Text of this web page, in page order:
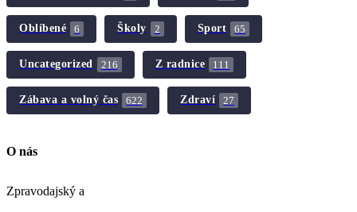
Oblíbené 6 Školy 2 Sport 65
Uncategorized 216 Z radnice 111
Zábava a volný čas 622 Zdraví 27
O nás
Zpravodajský a